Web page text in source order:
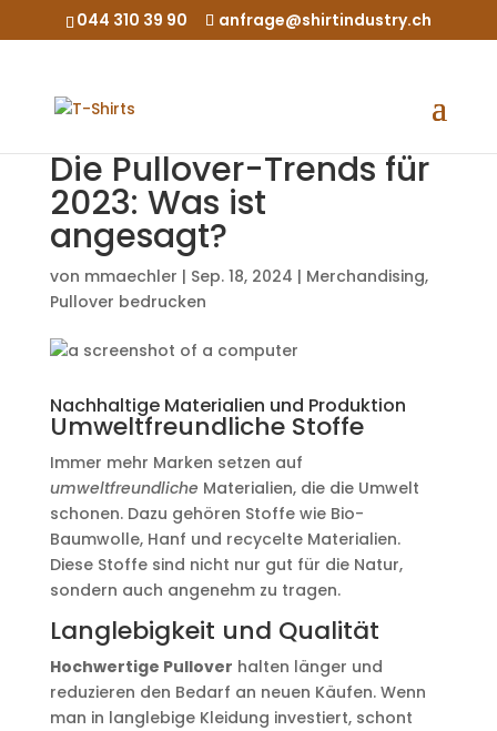
044 310 39 90 anfrage@shirtindustry.ch
Die Pullover-Trends für
2023: Was ist
angesagt?
von mmaechler | Sep. 18, 2024 | Merchandising,
Pullover bedrucken
Nachhaltige Materialien und Produktion
Umweltfreundliche Stoffe
Immer mehr Marken setzen auf
umweltfreundliche Materialien, die die Umwelt
schonen. Dazu gehören Stoffe wie Bio-
Baumwolle, Hanf und recycelte Materialien.
Diese Stoffe sind nicht nur gut für die Natur,
sondern auch angenehm zu tragen.
Langlebigkeit und Qualität
Hochwertige Pullover halten länger und
reduzieren den Bedarf an neuen Käufen. Wenn
man in langlebige Kleidung investiert, schont